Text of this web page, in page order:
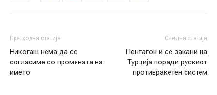
Претходна статија
Никогаш нема да се
согласиме со промената на
името
Следна статија
Пентагон и се закани на
Турција поради рускиот
противракетен систем